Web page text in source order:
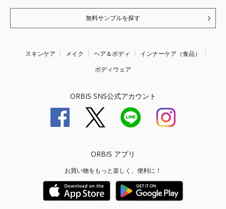
無料サンプルを探す
スキンケア メイク ヘア＆ボディ
インナーケア（食品）
ボディウェア
ORBIS SNS公式アカウント
ORBIS アプリ
お買い物をもっと楽しく、便利に！